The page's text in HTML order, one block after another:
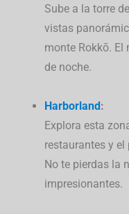
Sube a la torre
vistas
monte Rokkō. El
de noche.
Harborland :
Explora esta
restaurantes y
No te pierdas la
impresionantes.